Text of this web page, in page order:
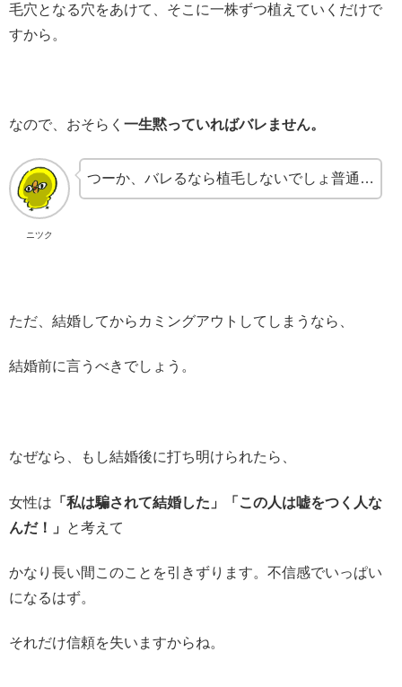
毛穴となる穴をあけて、そこに一株ずつ植えていくだけで
すから。
なので、おそらく 一生黙っていればバレません。
ニツク
つーか、バレるなら植毛しないでしょ普通…
ただ、結婚してからカミングアウトしてしまうなら、
結婚前に言うべきでしょう。
なぜなら、もし結婚後に打ち明けられたら、
女性は 「私は騙されて結婚した」「この人は嘘をつく人な
んだ！」
と考えて
かなり長い間このことを引きずります。不信感でいっぱい
になるはず。
それだけ信頼を失いますからね。